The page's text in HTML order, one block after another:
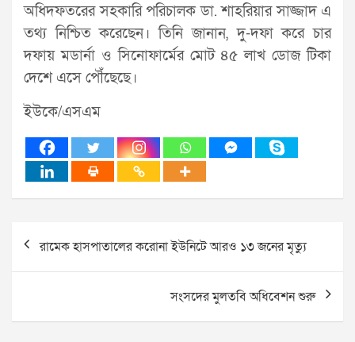
অধিদফতরের সহকারি পরিচালক ডা. শাহরিয়ার সাজ্জাদ এ
তথ্য নিশ্চিত করেছেন। তিনি জানান, দু-দফা করে চার
দফায় মডার্না ও সিনোফার্মের মোট ৪৫ লাখ ডোজ টিকা
দেশে এসে পৌঁছেছে।
ইউকে/এসএম
Post
navigation
রামেক হাসপাতালের করোনা ইউনিটে আরও ১৩ জনের মৃত্যু
সংসদের মুলতবি অধিবেশন শুরু